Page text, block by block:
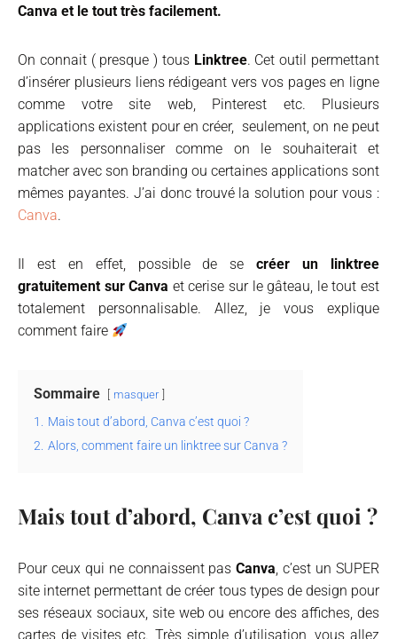
Canva et le tout très facilement.
On connait ( presque ) tous Linktree. Cet outil permettant
d’insérer plusieurs liens rédigeant vers vos pages en ligne
comme votre site web, Pinterest etc. Plusieurs
applications existent pour en créer, seulement, on ne peut
pas les personnaliser comme on le souhaiterait et
matcher avec son branding ou certaines applications sont
mêmes payantes. J’ai donc trouvé la solution pour vous :
Canva.
Il est en effet, possible de secréer un linktree
gratuitement sur Canva et cerise sur le gâteau, le tout est
totalement personnalisable. Allez, je vous explique
comment faire
Sommaire masquer
1. Mais tout d’abord, Canva c’est quoi ?
2. Alors, comment faire un linktree sur Canva ?
Mais tout d’abord, Canva c’est quoi ?
Pour ceux qui ne connaissent pasCanva, c’est un SUPER
site internet permettant de créer tous types de design pour
ses réseaux sociaux, site web ou encore des affiches, des
cartes de visites etc. Très simple d’utilisation, vous allez